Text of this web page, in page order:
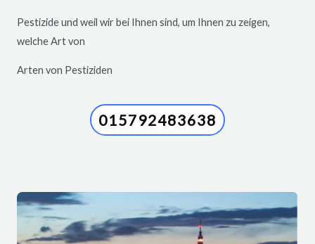
Pestizide und weil wir bei Ihnen sind, um Ihnen zu zeigen,
welche Art von
Arten von Pestiziden
015792483638